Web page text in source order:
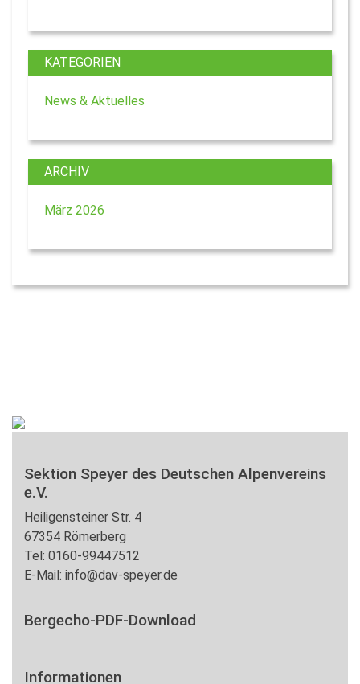
KATEGORIEN
News & Aktuelles
ARCHIV
März 2026
Sektion Speyer des Deutschen Alpenvereins
e.V.
Heiligensteiner Str. 4
67354 Römerberg
Tel: 0160-99447512
E-Mail: info@dav-speyer.de
Bergecho-PDF-Download
Informationen